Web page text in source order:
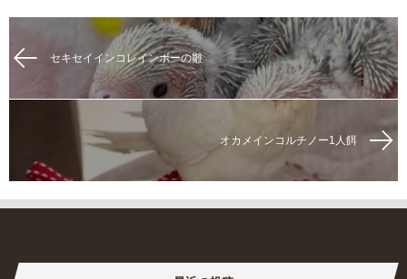
セキセイインコレインボーの雛
オカメインコルチノー1人餌